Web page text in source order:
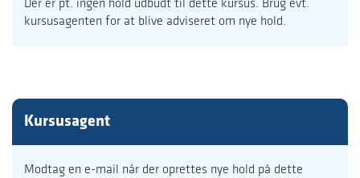
Der er pt. ingen hold udbudt til dette kursus. Brug evt.
kursusagenten for at blive adviseret om nye hold.
Kursusagent
Modtag en e-mail når der oprettes nye hold på dette